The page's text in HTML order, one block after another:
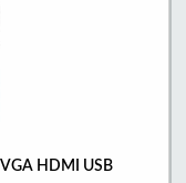
HDMI USB